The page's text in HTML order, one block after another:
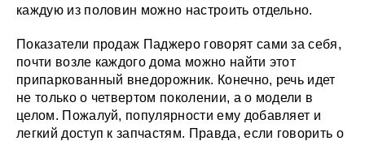
каждую из половин можно настроить отдельно.
Показатели продаж Паджеро говорят сами за себя,
почти возле каждого дома можно найти этот
припаркованный внедорожник. Конечно, речь идет
не только о четвертом поколении, а о модели в
целом. Пожалуй, популярности ему добавляет и
легкий доступ к запчастям. Правда, если говорить о